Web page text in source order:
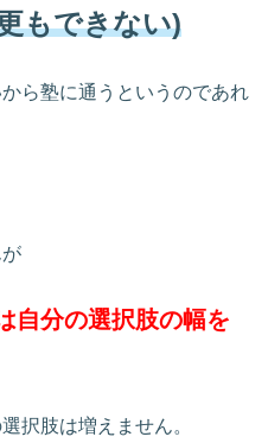
もできない)
ら塾に通うというのであれ
自分の選択肢の幅を
択肢は増えません。